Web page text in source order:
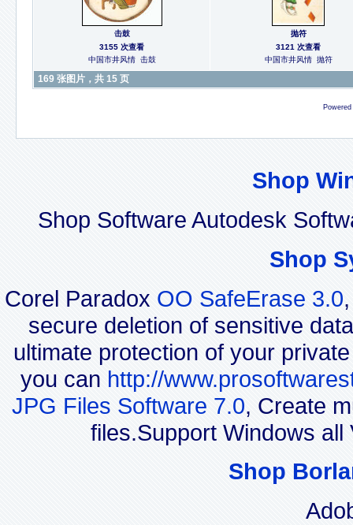
击鼓
3155 次查看
中国市井风情 击鼓
抛符
3121 次查看
中国市井风情 抛符
169 张图片，共 15 页
Shop
Shop Software Autodesk
Shop
Corel Paradox OO SafeErase 3.0
secure deletion of sensitive
ultimate protection of your
you can http://
JPG Files Software 7.0, Create
files.Support Windows
Shop